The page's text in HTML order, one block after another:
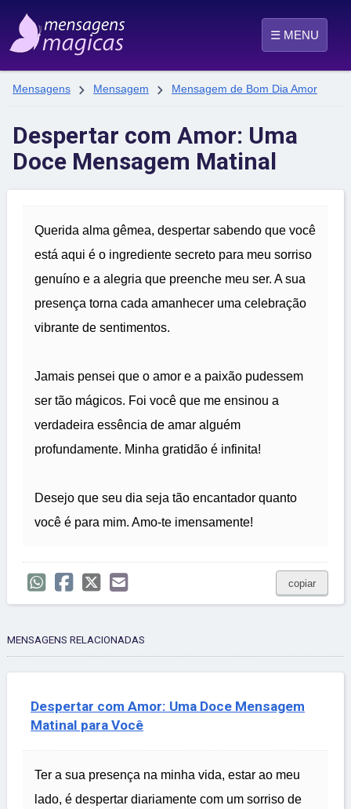
☰ MENU
Mensagens  Mensagem  Mensagem de Bom Dia Amor
Despertar com Amor: Uma
Doce Mensagem Matinal
Querida alma gêmea, despertar sabendo que você
está aqui é o ingrediente secreto para meu sorriso
genuíno e a alegria que preenche meu ser. A sua
presença torna cada amanhecer uma celebração
vibrante de sentimentos.
Jamais pensei que o amor e a paixão pudessem
ser tão mágicos. Foi você que me ensinou a
verdadeira essência de amar alguém
profundamente. Minha gratidão é infinita!
Desejo que seu dia seja tão encantador quanto
você é para mim. Amo-te imensamente!
copiar
MENSAGENS RELACIONADAS
Despertar com Amor: Uma Doce Mensagem
Matinal para Você
Ter a sua presença na minha vida, estar ao meu
lado, é despertar diariamente com um sorriso de